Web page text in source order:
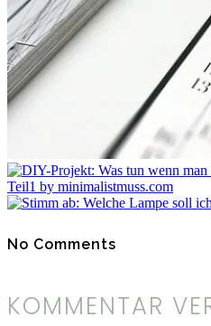
No Comments
KOMMENTAR